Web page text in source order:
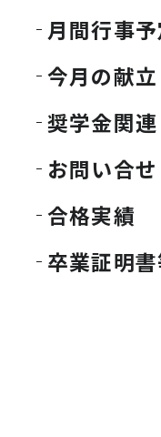
月間行事
今月の献立
奨学金関連
お問い合せ
合格実績
卒業証明